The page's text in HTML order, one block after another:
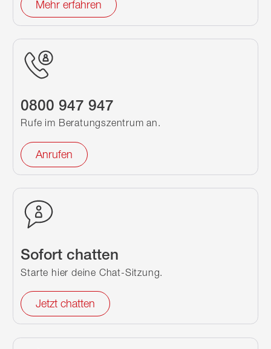
Mehr erfahren
0800 947 947
Rufe im Beratungszentrum an.
Anrufen
Sofort chatten
Starte hier deine Chat-Sitzung.
Jetzt chatten